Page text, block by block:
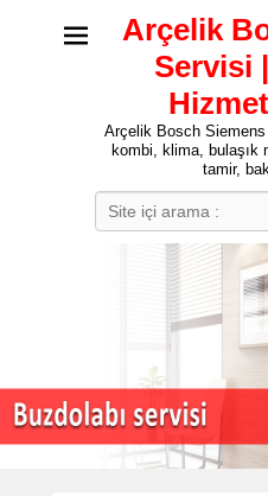
Arçelik
Servisi
Arçelik Bosch Siemens
kombi, klima, bulaşık
tamir,